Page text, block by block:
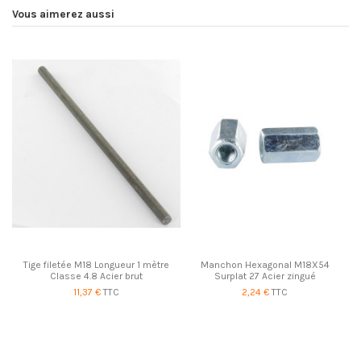
Vous aimerez aussi
Tige filetée M18 Longueur 1 mètre
Classe 4.8 Acier brut
11,37 €TTC
Manchon Hexagonal M18X54
Surplat 27 Acier zingué
2,24 €TTC